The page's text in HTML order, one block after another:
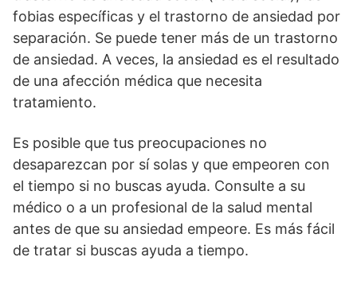
fobias específicas y el trastorno de ansiedad por
separación. Se puede tener más de un trastorno
de ansiedad. A veces, la ansiedad es el resultado
de una afección médica que necesita
tratamiento.
Es posible que tus preocupaciones no
desaparezcan por sí solas y que empeoren con
el tiempo si no buscas ayuda. Consulte a su
médico o a un profesional de la salud mental
antes de que su ansiedad empeore. Es más fácil
de tratar si buscas ayuda a tiempo.